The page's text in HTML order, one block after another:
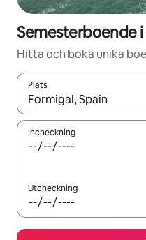
Semesterboende i
Hitta och boka unika
Plats
När resultaten är
Incheckning
Utcheckning